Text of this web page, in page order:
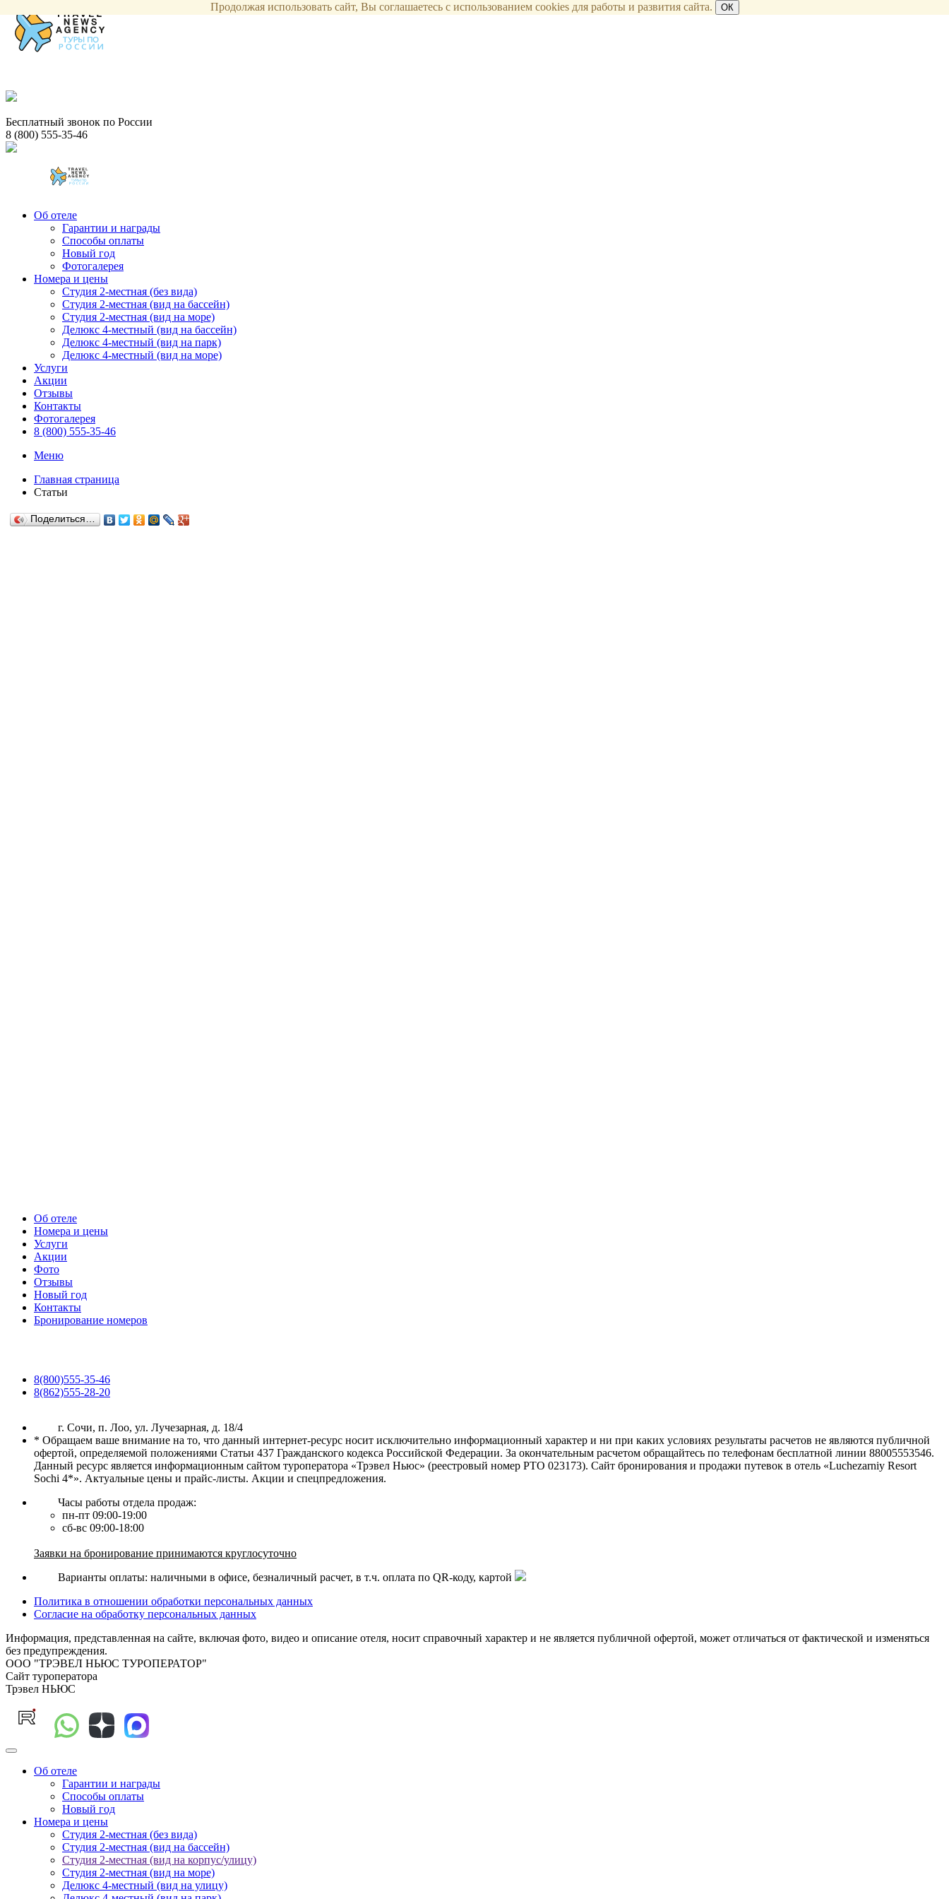
Бесплатный звонок по России
8 (800) 555-35-46
Об отеле
Гарантии и награды
Способы оплаты
Новый год
Фотогалерея
Номера и цены
Студия 2-местная (без вида)
Студия 2-местная (вид на бассейн)
Студия 2-местная (вид на море)
Делюкс 4-местный (вид на бассейн)
Делюкс 4-местный (вид на парк)
Делюкс 4-местный (вид на море)
Услуги
Акции
Отзывы
Контакты
Фотогалерея
8 (800) 555-35-46
Меню
Главная страница
Статьи
Поделиться…
Об отеле
Номера и цены
Услуги
Акции
Фото
Отзывы
Новый год
Контакты
Бронирование номеров
8(800)555-35-46
8(862)555-28-20
г. Сочи, п. Лоо, ул. Лучезарная, д. 18/4
* Обращаем ваше внимание на то, что данный интернет-ресурс носит исключительно информационный характер и ни при каких условиях результаты расчетов не являются публичной
офертой, определяемой положениями Статьи 437 Гражданского кодекса Российской Федерации. За окончательным расчетом обращайтесь по телефонам бесплатной линии 88005553546.
Данный ресурс является информационным сайтом туроператора «Трэвел Ньюс» (реестровый номер РТО 023173). Сайт бронирования и продажи путевок в отель «Luchezarniy Resort
Sochi 4*». Актуальные цены и прайс-листы. Акции и спецпредложения.
Часы работы отдела продаж:
пн-пт 09:00-19:00
сб-вс 09:00-18:00
Заявки на бронирование принимаются круглосуточно
Варианты оплаты: наличными в офисе, безналичный расчет, в т.ч. оплата по QR-коду, картой
Политика в отношении обработки персональных данных
Согласие на обработку персональных данных
Информация, представленная на сайте, включая фото, видео и описание отеля, носит справочный характер и не является публичной офертой, может отличаться от фактической и изменяться
без предупреждения.
ООО "ТРЭВЕЛ НЬЮС ТУРОПЕРАТОР"
Сайт туроператора
Трэвел НЬЮС
Об отеле
Гарантии и награды
Способы оплаты
Новый год
Номера и цены
Студия 2-местная (без вида)
Студия 2-местная (вид на бассейн)
Студия 2-местная (вид на корпус/улицу)
Студия 2-местная (вид на море)
Делюкс 4-местный (вид на улицу)
Продолжая использовать сайт, Вы соглашаетесь с использованием cookies для работы и развития сайта. ОК